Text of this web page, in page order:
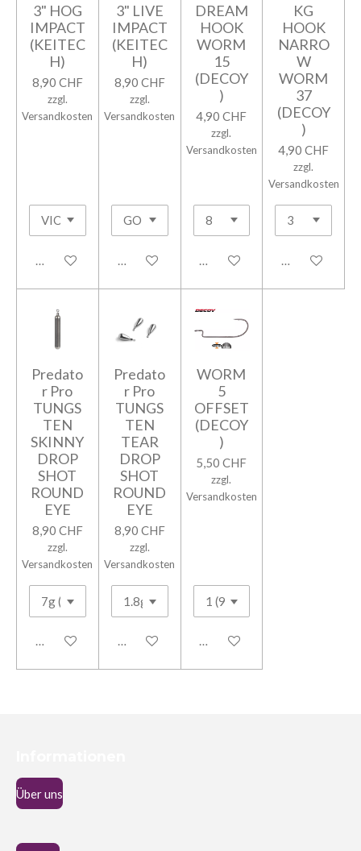
3" HOG
IMPACT
(KEITEC
H)
8,90 CHF
zzgl.
Versandkosten
In den Warenkorb
3" LIVE
IMPACT
(KEITEC
H)
8,90 CHF
zzgl.
Versandkosten
In den Warenkorb
DREAM
HOOK
WORM
15
(DECOY
)
4,90 CHF
zzgl.
Versandkosten
In den Warenkorb
KG
HOOK
NARRO
W
WORM
37
(DECOY
)
4,90 CHF
zzgl.
Versandkosten
In den
Predato
r Pro
TUNGS
TEN
SKINNY
DROP
SHOT
ROUND
EYE
8,90 CHF
zzgl.
Versandkosten
In den Warenkorb
Predato
r Pro
TUNGS
TEN
TEAR
DROP
SHOT
ROUND
EYE
8,90 CHF
zzgl.
Versandkosten
In den Warenkorb
WORM
5
OFFSET
(DECOY
)
5,50 CHF
zzgl.
Versandkosten
In den Warenkorb
Über uns